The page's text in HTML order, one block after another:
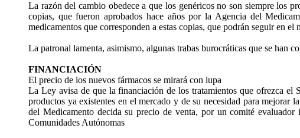
La razón del cambio obedece a que los genéricos no son siempre los
copias, que fueron aprobados hace años por la Agencia del
medicamentos que corresponden a estas copias, que podrán seguir en el
La patronal lamenta, asimismo, algunas trabas burocráticas que se han
FINANCIACIÓN
El precio de los nuevos fármacos se mirará con lupa
La Ley avisa de que la financiación de los tratamientos que ofrezca el
productos ya existentes en el mercado y de su necesidad para mejorar
del Medicamento decida su precio de venta, por un comité
Comunidades Autónomas